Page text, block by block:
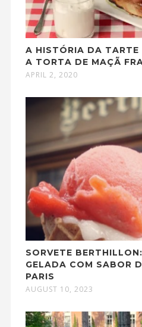
A HISTÓRIA DA
A TORTA DE MAÇÃ
APRIL 2, 2020
SORVETE
GELADA COM SABOR
PARIS
AUGUST 10, 2023